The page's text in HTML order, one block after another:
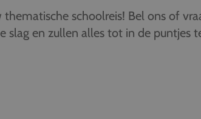
schoolreis! Bel ons of
slag en zullen alles tot in de puntjes